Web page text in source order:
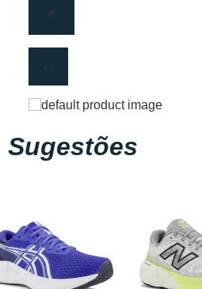
Sugestões